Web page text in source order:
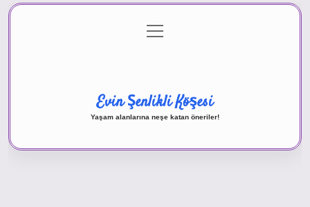
Gizlilik Politikası
menüyü
aç
Evin Şenlikli Köşesi
Yaşam alanlarına neşe katan öneriler!